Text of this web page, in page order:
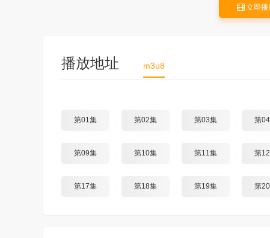
立即播
播放地址 m3u8
第01集 第02集 第03集 第
第09集 第10集 第11集 第
第17集 第18集 第19集 第